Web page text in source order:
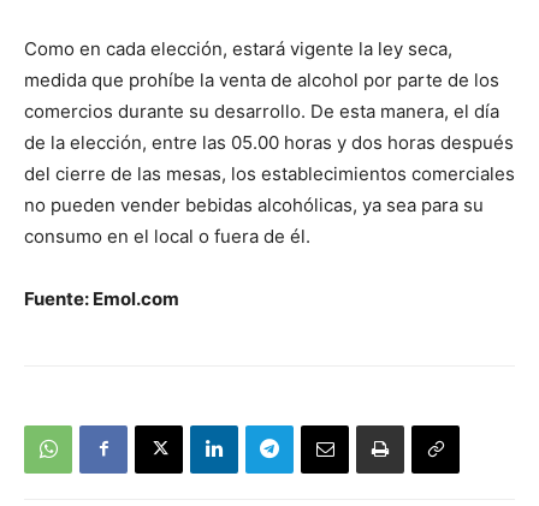
Como en cada elección, estará vigente la ley seca,
medida que prohíbe la venta de alcohol por parte de los
comercios durante su desarrollo. De esta manera, el día
de la elección, entre las 05.00 horas y dos horas después
del cierre de las mesas, los establecimientos comerciales
no pueden vender bebidas alcohólicas, ya sea para su
consumo en el local o fuera de él.
Fuente: Emol.com